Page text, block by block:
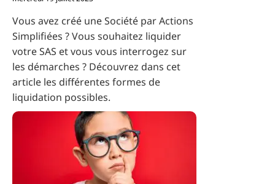
Vous avez créé une Société par Actions
Simplifiées ? Vous souhaitez liquider
votre SAS et vous vous interrogez sur
les démarches ? Découvrez dans cet
article les différentes formes de
liquidation possibles.